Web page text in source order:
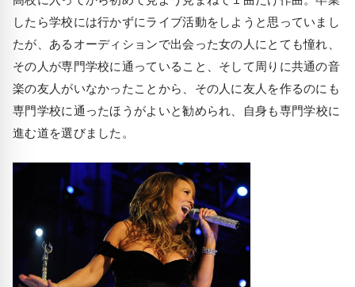
したら学校には行かずにライブ活動をしようと思っていまし
たが、あるオーディションで出会った女の人にとても憧れ、
その人が専門学校に通っていること、そして周りに共通の音
楽の友人がいなかったことから、その人に友人を作るのにも
専門学校に通ったほうがよいと勧められ、自身も専門学校に
進む道を選びました。